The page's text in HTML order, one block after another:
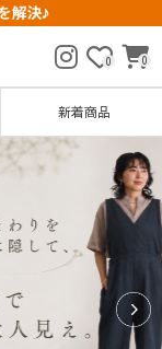
0 0
新着商品